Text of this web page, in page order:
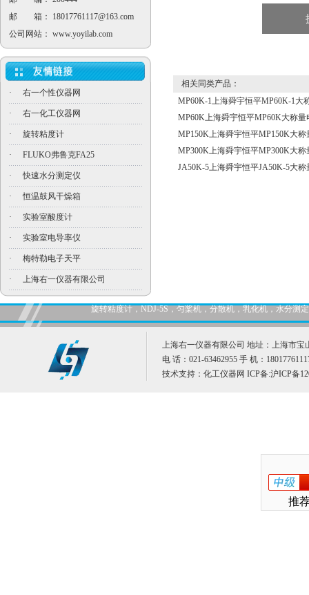
邮 箱：
18017761117@163.com
公司网站： www.yoyilab.com
· 右一个性仪器网
· 右一化工仪器网
· 旋转粘度计
· FLUKO弗鲁克FA25
· 快速水分测定仪
· 恒温鼓风干燥箱
· 实验室酸度计
· 实验室电导率仪
· 梅特勒电子天平
· 上海右一仪器有限公司
相关同类产品：
MP60K-1上海舜宇恒平MP60K-1大
MP60K上海舜宇恒平MP60K大称
MP150K上海舜宇恒平MP150K大
MP300K上海舜宇恒平MP300K大
JA50K-5上海舜宇恒平JA50K-5大
旋转粘度计，NDJ-5S，匀桨机，分散机，乳化机，水分测
上海右一仪器有限公司 地址：上海市宝
电 话：021-63462955 手 机：
技术支持： 化工仪器网 ICP备:沪ICP备
推